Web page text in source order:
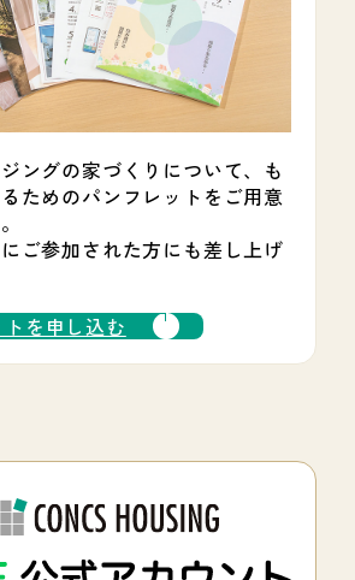
ングの家づくりについて、も
ためのパンフレットをご用意
ご参加された方にも差し上げ
を申し込む